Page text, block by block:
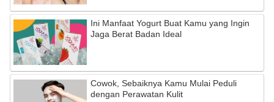
Ini Manfaat Yogurt Buat Kamu yang Ingin
Jaga Berat Badan Ideal
Cowok, Sebaiknya Kamu Mulai Peduli
dengan Perawatan Kulit